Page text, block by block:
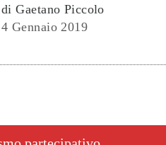
di Gaetano Piccolo
4 Gennaio 2019